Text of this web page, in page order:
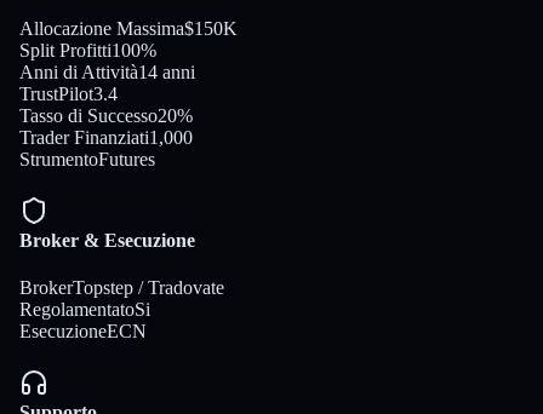
Allocazione Massima$150K
Split Profitti100%
Anni di Attività14 anni
TrustPilot3.4
Tasso di Successo20%
Trader Finanziati1,000
StrumentoFutures
Broker & Esecuzione
BrokerTopstep / Tradovate
RegolamentatoSi
EsecuzioneECN